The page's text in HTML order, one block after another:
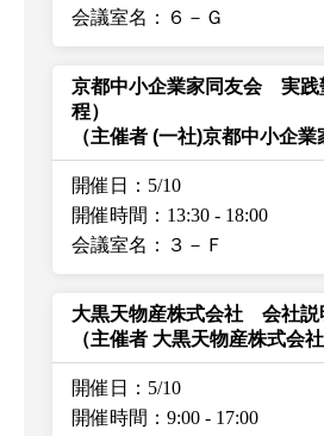
会議室名：６－Ｇ
京都中小企業家同友会 実践
程）
（主催者 (一社)京都中小企業
開催日：5/10
開催時間：13:30 - 18:00
会議室名：３－Ｆ
大黒天物産株式会社 会社説
（主催者 大黒天物産株式会社
開催日：5/10
開催時間：9:00 - 17:00